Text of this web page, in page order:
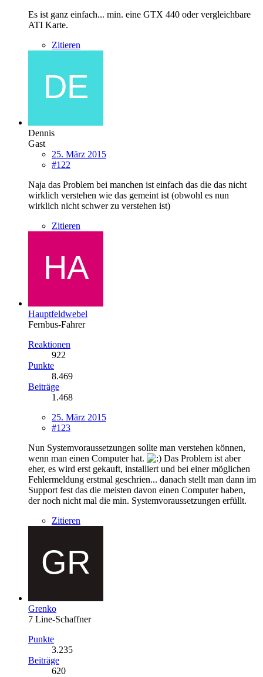
Es ist ganz einfach... min. eine GTX 440 oder vergleichbare
ATI Karte.
Zitieren
Dennis
Gast
25. März 2015
#122
Naja das Problem bei manchen ist einfach das die das nicht
wirklich verstehen wie das gemeint ist (obwohl es nun
wirklich nicht schwer zu verstehen ist)
Zitieren
Hauptfeldwebel
Fernbus-Fahrer
Reaktionen
922
Punkte
8.469
Beiträge
1.468
25. März 2015
#123
Nun Systemvoraussetzungen sollte man verstehen können,
wenn man einen Computer hat.
Das Problem ist aber
eher, es wird erst gekauft, installiert und bei einer möglichen
Fehlermeldung erstmal geschrien... danach stellt man dann im
Support fest das die meisten davon einen Computer haben,
der noch nicht mal die min. Systemvoraussetzungen erfüllt.
Zitieren
Grenko
7 Line-Schaffner
Punkte
3.235
Beiträge
620